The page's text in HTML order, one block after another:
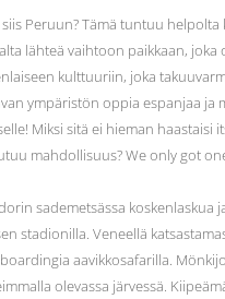
siis Peruun? Tämä tuntuu
lähteä vaihtoon paikkaan,
kulttuuriin, joka
ympäristön oppia espanjaa ja
Miksi sitä ei hieman
mahdollisuus? We only got
sademetsässa koskenlaskua
stadionilla. Veneellä
aavikkosafarilla.
olevassa järvessä.